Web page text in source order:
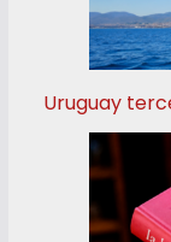
Uruguay